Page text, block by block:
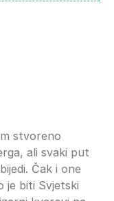
stvoreno
ali svaki put
Čak i one
je biti Svjetski